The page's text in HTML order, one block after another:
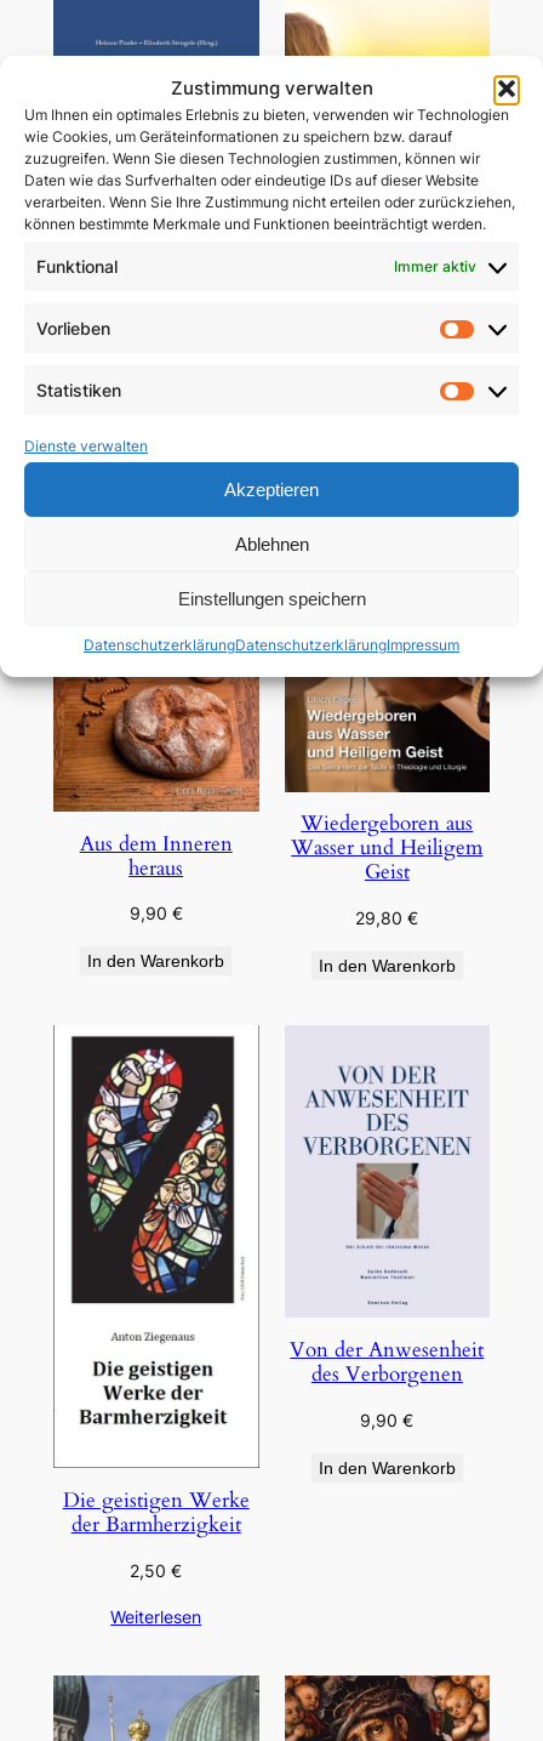
Zustimmung verwalten
Um Ihnen ein optimales Erlebnis zu bieten, verwenden wir Technologien
wie Cookies, um Geräteinformationen zu speichern bzw. darauf
zuzugreifen. Wenn Sie diesen Technologien zustimmen, können wir
Daten wie das Surfverhalten oder eindeutige IDs auf dieser Website
verarbeiten. Wenn Sie Ihre Zustimmung nicht erteilen oder zurückziehen,
können bestimmte Merkmale und Funktionen beeinträchtigt werden.
Funktional Immer aktiv
Vorlieben
Statistiken
Dienste verwalten
Akzeptieren
Ablehnen
Einstellungen speichern
DatenschutzerklärungDatenschutzerklärungImpressum
Ein Leben für das
In den Warenkorb
Dimensionen innerer
Aus dem Inneren
heraus
9,90 €
In den Warenkorb
Wiedergeboren aus
Wasser und Heiligem
Geist
29,80€
In den Warenkorb
Die geistigen Werke
der Barmherzigkeit
2,50€
Weiterlesen
Von der Anwesenheit
des Verborgenen
9,90€
In den Warenkorb